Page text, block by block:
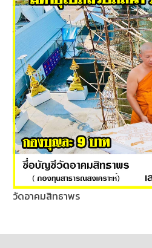
วัดอาคมสิทธาพร